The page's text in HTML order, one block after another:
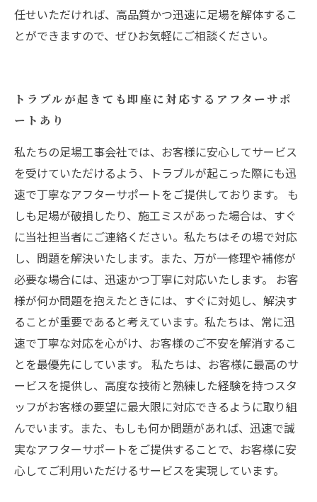
任せいただければ、高品質かつ迅速に足場を解体するこ
とができますので、ぜひお気軽にご相談ください。
トラブルが起きても即座に対応するアフターサポ
ートあり
私たちの足場工事会社では、お客様に安心してサービス
を受けていただけるよう、トラブルが起こった際にも迅
速で丁寧なアフターサポートをご提供しております。 も
しも足場が破損したり、施工ミスがあった場合は、すぐ
に当社担当者にご連絡ください。私たちはその場で対応
し、問題を解決いたします。また、万が一修理や補修が
必要な場合には、迅速かつ丁寧に対応いたします。 お客
様が何か問題を抱えたときには、すぐに対処し、解決す
ることが重要であると考えています。私たちは、常に迅
速で丁寧な対応を心がけ、お客様のご不安を解消するこ
とを最優先にしています。 私たちは、お客様に最高のサ
ービスを提供し、高度な技術と熟練した経験を持つスタ
ッフがお客様の要望に最大限に対応できるように取り組
んでいます。また、もしも何か問題があれば、迅速で誠
実なアフターサポートをご提供することで、お客様に安
心してご利用いただけるサービスを実現しています。